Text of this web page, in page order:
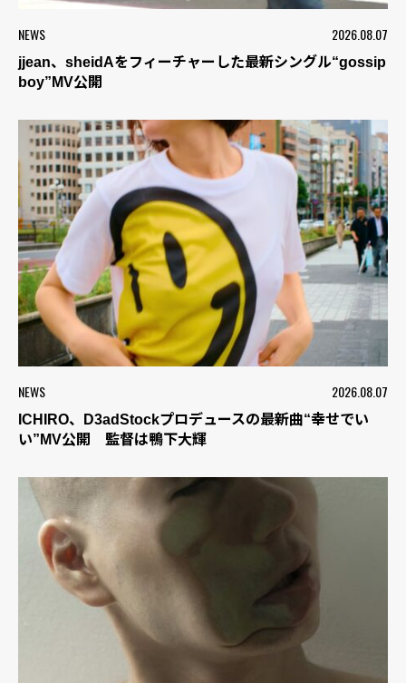
NEWS 2026.08.07
jjean、sheidAをフィーチャーした最新シングル“gossip
boy”MV公開
NEWS 2026.08.07
ICHIRO、D3adStockプロデュースの最新曲“幸せでい
い”MV公開 監督は鴨下大輝